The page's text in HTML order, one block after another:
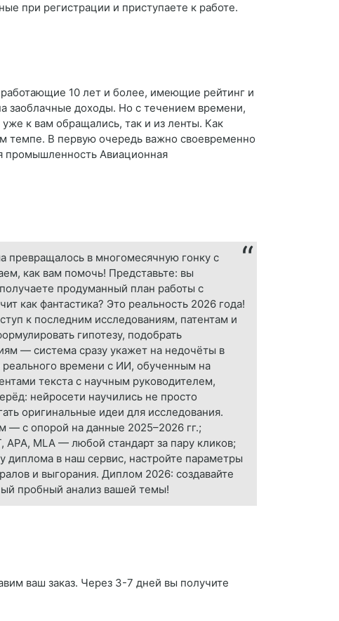
при регистрации и приступаете к работе.
10 лет и более, имеющие рейтинг и
заоблачные доходы. Но с течением времени,
к вам обращались, так и из ленты. Как
темпе. В первую очередь важно своевременно
промышленность Авиационная
превращалось в многомесячную гонку с
как вам помочь! Представьте: вы
продуманный план работы с
как фантастика? Это реальность 2026 года!
к последним исследованиям, патентам и
гипотезу, подобрать
— система сразу укажет на недочёты в
реального времени с ИИ, обученным на
текста с научным руководителем,
нейросети научились не просто
оригинальные идеи для исследования.
с опорой на данные 2025–2026 гг.;
MLA — любой стандарт за пару кликов;
диплома в наш сервис, настройте параметры
и выгорания. Диплом 2026: создавайте
пробный анализ вашей темы!
ваш заказ. Через 3-7 дней вы получите